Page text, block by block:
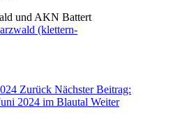
und AKN Battert
(klettern-
Zurück Nächster Beitrag:
2024 im Blautal Weiter